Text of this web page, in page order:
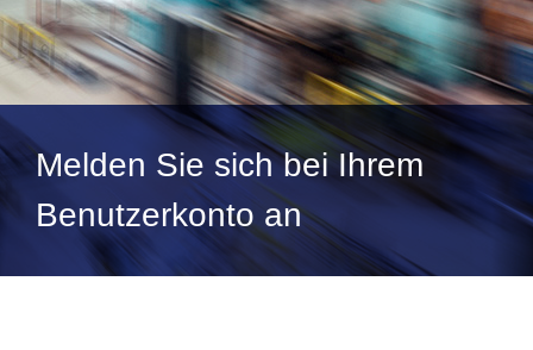
Melden Sie sich bei Ihrem
Benutzerkonto an